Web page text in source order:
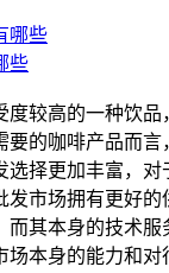
些
度较高的一种饮
要的咖啡产品而
选择更加丰富，
发市场拥有更好
而其本身的技术
场本身的能力和